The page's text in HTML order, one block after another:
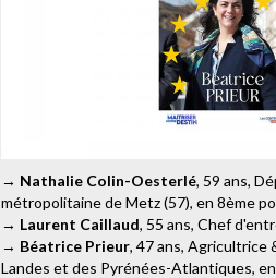
→ Nathalie Colin-Oesterlé, 59 ans,
métropolitaine de Metz (57), en 8ème
→ Laurent Caillaud, 55 ans, Chef
→ Béatrice Prieur, 47 ans, Agricultrice
Landes et des Pyrénées-Atlantiques,